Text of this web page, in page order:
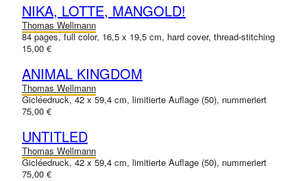
NIKA, LOTTE, MANGOLD!
Thomas Wellmann
84 pages, full color, 16,5 x 19,5 cm, hard cover, thread-stitching
15,00 €
ANIMAL KINGDOM
Thomas Wellmann
Gicléedruck, 42 x 59,4 cm, limitierte Auflage (50), nummeriert
75,00 €
UNTITLED
Thomas Wellmann
Gicléedruck, 42 x 59,4 cm, limitierte Auflage (50), nummeriert
75,00 €